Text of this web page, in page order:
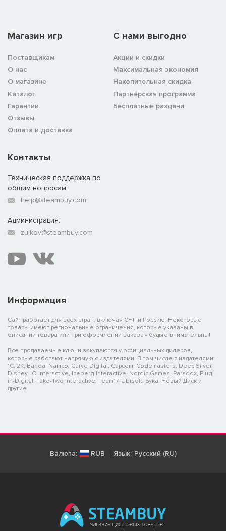
Магазин игр
Поставщикам
О нас
О магазине
Каталог
Гарантии
Отзывы
Оплата и доставка
C нами выгодно
Акции и скидки
Максимальная экономия
Накопительная скидка
Партнёрская программа
Бесплатные раздачи
Информация
Сайт работает для всех стран, включая СНГ и Россию. Некоторые
товары имеют региональные ограничения, которые указаны в
описании товара или при оформлении заказа - будьте внимательны!
Все продаваемые ключи закупаются у официальных дилеров,
которые работают напрямую с издателями. В том числе с издателями:
1C, 2K, Bandai Namco, Curve Digital, Capcom, Codemasters, Deep Silver,
Disney, IO Interactive, Iceberg Interactive, Nordic Games, Paradox, Plug-
in-Digital, Take-Two Interactive, Team17, Ubisoft, Бука, Новый Диск и
другие
Контакты
Техническая поддержка по
общим вопросам:
help@steambuy.com
Администрация:
zuikov@steambuy.com
Валюта: RUB Язык: Русский (RU)